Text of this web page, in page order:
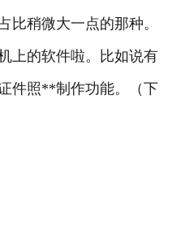
比稍微大一点的那种。
上的软件啦。比如说有
件照**制作功能。（下